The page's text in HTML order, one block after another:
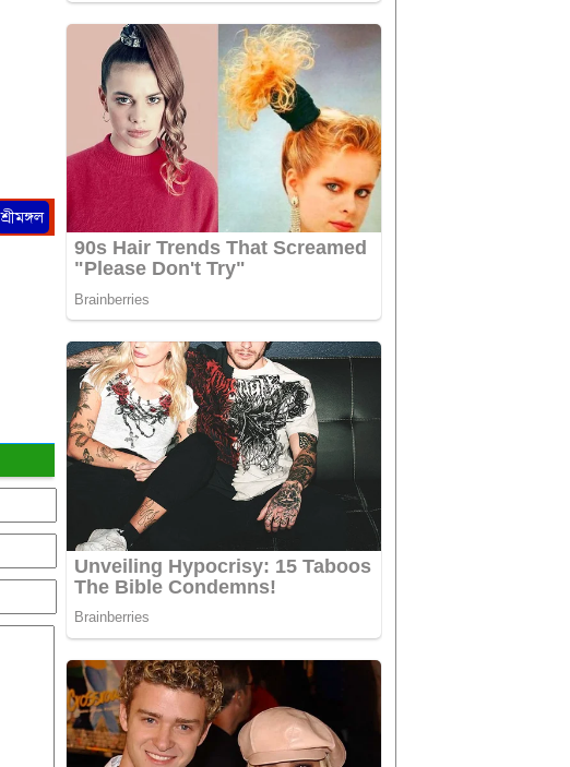
তিনি
শ্রীমঙ্গল